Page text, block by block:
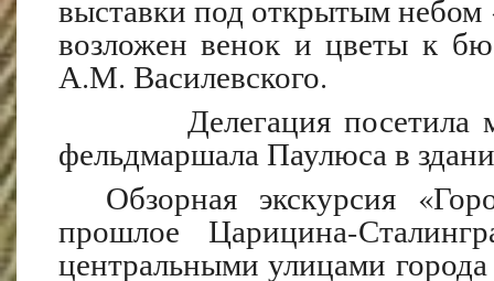
выставки под открытым
возложен венок и цветы к
А.М. Василевского.
Делегация посетила
фельдмаршала Паулюса в
Обзорная экскурсия
прошлое Царицина-
центральными улицами